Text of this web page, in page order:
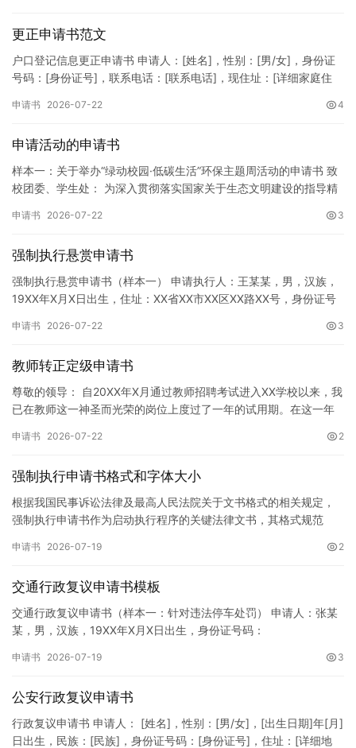
更正申请书范文
户口登记信息更正申请书 申请人：[姓名]，性别：[男/女]，身份证
号码：[身份证号]，联系电话：[联系电话]，现住址：[详细家庭住
申请书 2026-07-22 4
申请活动的申请书
样本一：关于举办“绿动校园·低碳生活”环保主题周活动的申请书 致
校团委、学生处： 为深入贯彻落实国家关于生态文明建设的指导精
申请书 2026-07-22 3
强制执行悬赏申请书
强制执行悬赏申请书（样本一） 申请执行人：王某某，男，汉族，
19XX年X月X日出生，住址：XX省XX市XX区XX路XX号，身份证号
申请书 2026-07-22 3
教师转正定级申请书
尊敬的领导： 自20XX年X月通过教师招聘考试进入XX学校以来，我
已在教师这一神圣而光荣的岗位上度过了一年的试用期。在这一年
申请书 2026-07-22 2
强制执行申请书格式和字体大小
根据我国民事诉讼法律及最高人民法院关于文书格式的相关规定，
强制执行申请书作为启动执行程序的关键法律文书，其格式规范
纸张与…
申请书 2026-07-19 2
交通行政复议申请书模板
交通行政复议申请书（样本一：针对违法停车处罚） 申请人：张某
某，男，汉族，19XX年X月X日出生，身份证号码：
申请书 2026-07-19 3
公安行政复议申请书
行政复议申请书 申请人： [姓名]，性别：[男/女]，[出生日期]年[月]
日出生，民族：[民族]，身份证号码：[身份证号]，住址：[详细地